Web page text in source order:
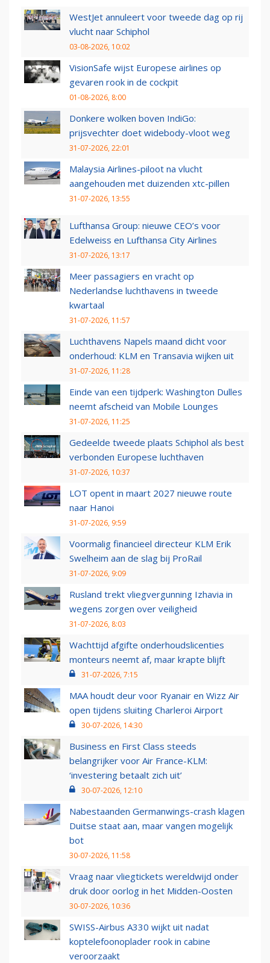
WestJet annuleert voor tweede dag op rij
vlucht naar Schiphol
03-08-2026, 10:02
VisionSafe wijst Europese airlines op
gevaren rook in de cockpit
01-08-2026, 8:00
Donkere wolken boven IndiGo:
prijsvechter doet widebody-vloot weg
31-07-2026, 22:01
Malaysia Airlines-piloot na vlucht
aangehouden met duizenden xtc-pillen
31-07-2026, 13:55
Lufthansa Group: nieuwe CEO’s voor
Edelweiss en Lufthansa City Airlines
31-07-2026, 13:17
Meer passagiers en vracht op
Nederlandse luchthavens in tweede
kwartaal
31-07-2026, 11:57
Luchthavens Napels maand dicht voor
onderhoud: KLM en Transavia wijken uit
31-07-2026, 11:28
Einde van een tijdperk: Washington Dulles
neemt afscheid van Mobile Lounges
31-07-2026, 11:25
Gedeelde tweede plaats Schiphol als best
verbonden Europese luchthaven
31-07-2026, 10:37
LOT opent in maart 2027 nieuwe route
naar Hanoi
31-07-2026, 9:59
Voormalig financieel directeur KLM Erik
Swelheim aan de slag bij ProRail
31-07-2026, 9:09
Rusland trekt vliegvergunning Izhavia in
wegens zorgen over veiligheid
31-07-2026, 8:03
Wachttijd afgifte onderhoudslicenties
monteurs neemt af, maar krapte blijft
31-07-2026, 7:15
MAA houdt deur voor Ryanair en Wizz Air
open tijdens sluiting Charleroi Airport
30-07-2026, 14:30
Business en First Class steeds
belangrijker voor Air France-KLM:
‘investering betaalt zich uit’
30-07-2026, 12:10
Nabestaanden Germanwings-crash klagen
Duitse staat aan, maar vangen mogelijk
bot
30-07-2026, 11:58
Vraag naar vliegtickets wereldwijd onder
druk door oorlog in het Midden-Oosten
30-07-2026, 10:36
SWISS-Airbus A330 wijkt uit nadat
koptelefoonoplader rook in cabine
veroorzaakt